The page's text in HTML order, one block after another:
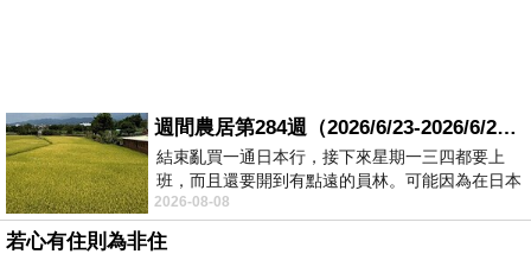
週間農居第284週（2026/6/23-2026/6/24) 夏至 金黃稻浪洋溢豐收喜悅
結束亂買一通日本行，接下來星期一三四都要上
班，而且還要開到有點遠的員林。可能因為在日本
花不少錢，星期一出門上班時，心裡沒有一
2026-08-08
若心有住則為非住